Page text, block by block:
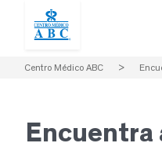
Centro Médico ABC >
Encuentra